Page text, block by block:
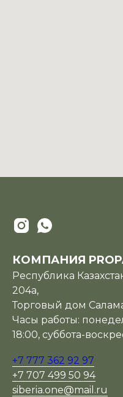
КОМПАНИЯ
Республика
204а,
Торговый дом
Часы работы:
18:00, суббота-
+7 777 362 92 97
+7 707 499 50 94
siberia.one@mail.ru